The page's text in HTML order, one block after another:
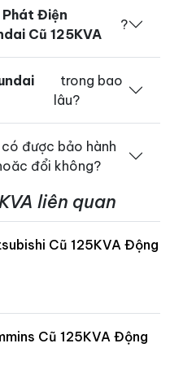
Phát Điện
Cũ 125KVA
?
trong bao
lâu?
có được bảo hành
đổi không?
liên quan
Cũ 125KVA Động
Cũ 125KVA Động